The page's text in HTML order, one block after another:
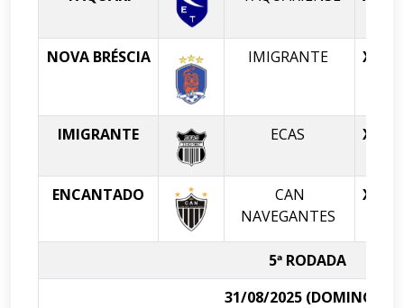
NOVA BRÉSCIA
IMIGRANTE X
IMIGRANTE ECAS X
ENCANTADO
CAN
NAVEGANTES
X
5ª RODADA
31/08/2025 (DOMINGO)